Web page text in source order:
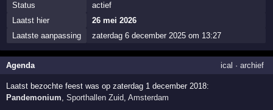
Status
actief
Laatst hier
26 mei 2026
Laatste aanpassing
zaterdag 6 december 2025 om 13:27
Agenda ical · archief
Laatst bezochte feest was op zaterdag 1 december 2018:
Pandemonium,Sporthallen Zuid,Amsterdam